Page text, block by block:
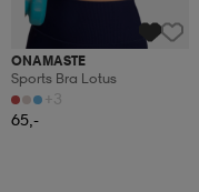
ONAMASTE
Sports Bra Lotus
+3
65,-